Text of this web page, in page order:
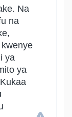
Na
na
ya
ya